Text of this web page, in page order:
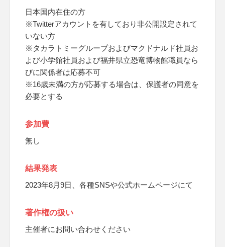
日本国内在住の方
※Twitterアカウントを有しており非公開設定されて
いない方
※タカラトミーグループおよびマクドナルド社員お
よび小学館社員および福井県立恐竜博物館職員なら
びに関係者は応募不可
※16歳未満の方が応募する場合は、保護者の同意を
必要とする
参加費
無し
結果発表
2023年8月9日、各種SNSや公式ホームページにて
著作権の扱い
主催者にお問い合わせください